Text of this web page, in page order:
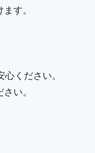
す。
ください。
い。